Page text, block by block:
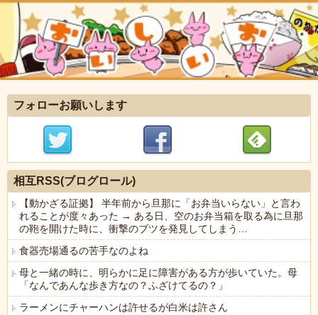
フォローお願いします
相互RSS(ブログロール)
【動かざる証拠】 半年前から旦那に「お弁当いらない」と言わ
れることが度々あった → ある日、空のお弁当箱を取る為に旦那
の鞄を開けた時に、衝撃のブツを発見してしまう…
食器売場通るの苦手なのよね
母と一緒の時に、明らかに足に障害がある方が歩いていた。母
「なんであんな歩き方なの？ふざけてるの？」
ラーメンにチャーハンは許せるが白米は許さん